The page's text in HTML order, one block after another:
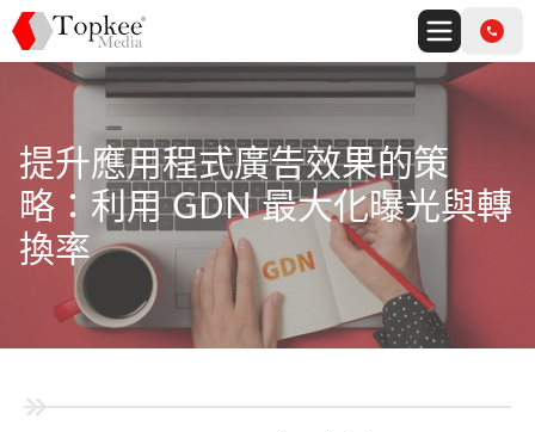
提升應用程式廣告效果的策
略：利用 GDN 最大化曝光與轉
換率